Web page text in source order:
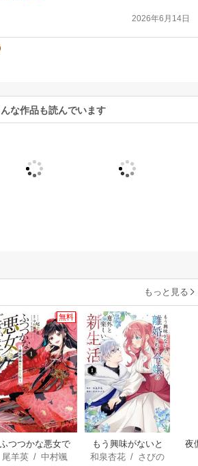
2026年6月14日
な作品も読んでいます
もっと見る
無料
ふつつかな悪女で
はございますが ～
尾羊英/ 中村颯
もう興味がないと
離婚された令嬢の
和泉杏花 / さびの
夜